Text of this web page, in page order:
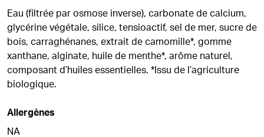
Eau (filtrée par osmose inverse), carbonate de calcium,
glycérine végétale, silice, tensioactif, sel de mer, sucre de
bois, carraghénanes, extrait de camomille*, gomme
xanthane, alginate, huile de menthe*, arôme naturel,
composant d’huiles essentielles. *Issu de l’agriculture
biologique.
Allergènes
NA